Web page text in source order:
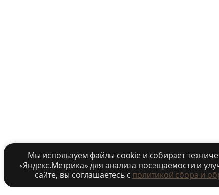
Мы используем файлы cookie и собирает
«Яндекс.Метрика» для анализа посещаемости и
сайте, вы соглашаетесь c политикой сбора и